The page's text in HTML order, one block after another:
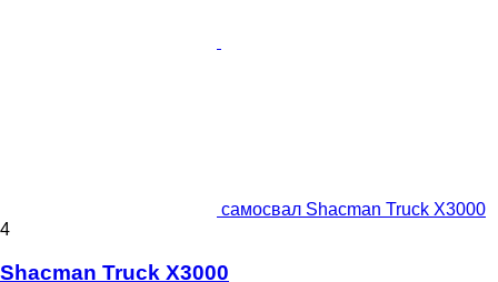
самосвал Shacman Truck X3000
4
Shacman Truck X3000